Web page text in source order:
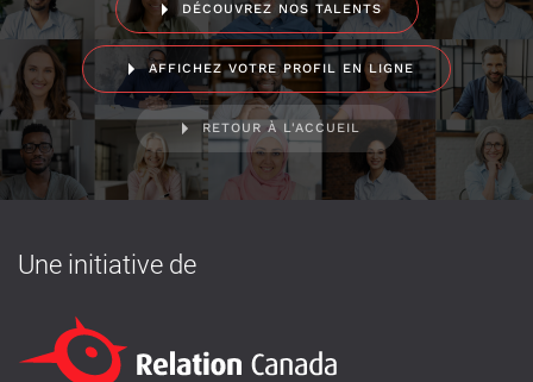
DÉCOUVREZ NOS TALENTS
AFFICHEZ VOTRE PROFIL EN LIGNE
RETOUR À L'ACCUEIL
Une initiative de